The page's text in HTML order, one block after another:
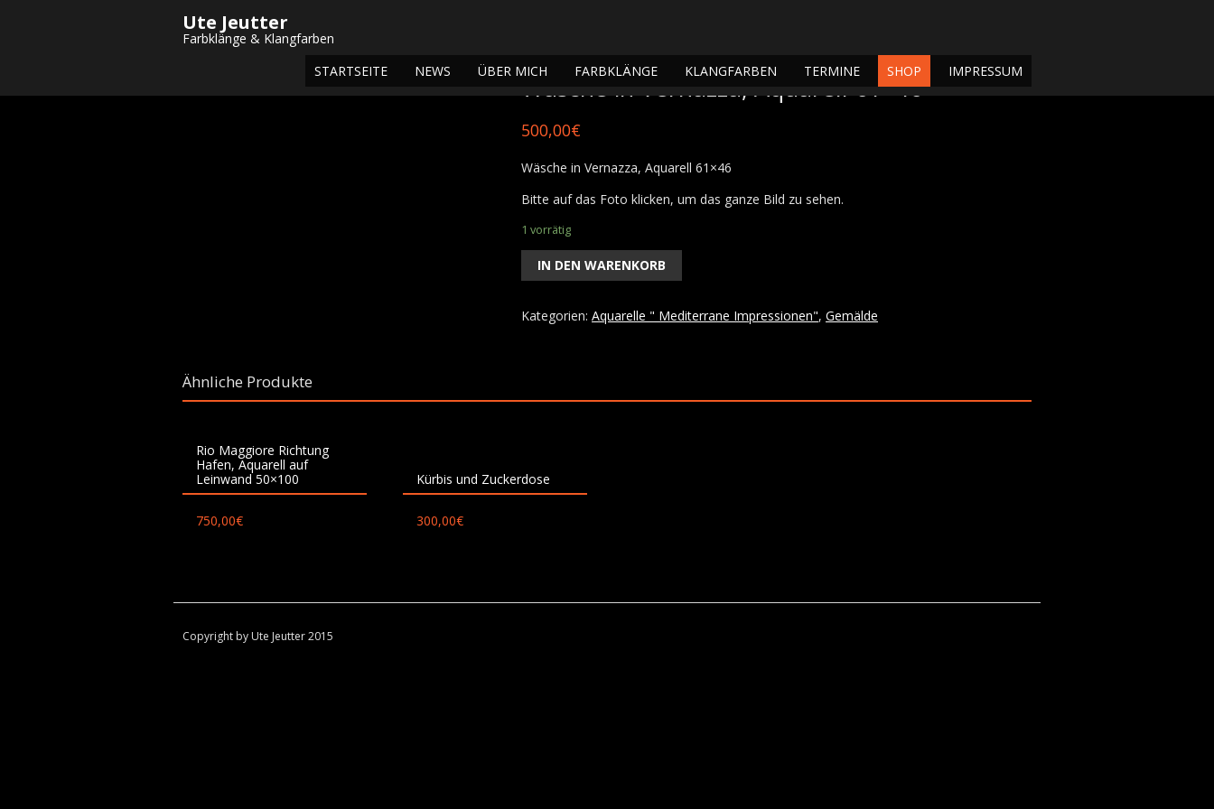
Ute Jeutter
Farbklänge & Klangfarben
STARTSEITE
NEWS ÜBER MICH FARBKLÄNGE KLANGFARBEN TERMINE SHOP IMPRESSUM
Startseite/Shop/
Wäsche in Vernazza, Aquarell 61×46
500,00€
Wäsche in Vernazza, Aquarell 61×46
Bitte auf das Foto klicken, um das ganze Bild zu sehen.
1 vorrätig
IN DEN WARENKORB
Kategorien: Aquarelle " Mediterrane Impressionen", Gemälde
Ähnliche Produkte
Rio Maggiore Richtung
Hafen, Aquarell auf
Leinwand 50×100
750,00€
Kürbis und Zuckerdose
300,00€
Copyright by Ute Jeutter 2015